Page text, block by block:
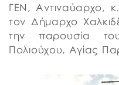
ΓΕΝ, Αντιναύαρχο,
τον Δήμαρχο
την παρουσία
Πολιούχου, Αγίας